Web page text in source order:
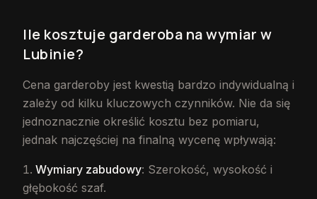
Ile kosztuje garderoba na wymiar w
Lubinie?
Cena garderoby jest kwestią bardzo indywidualną i
zależy od kilku kluczowych czynników. Nie da się
jednoznacznie określić kosztu bez pomiaru,
jednak najczęściej na finalną wycenę wpływają:
Wymiary zabudowy: Szerokość, wysokość i
głębokość szaf.